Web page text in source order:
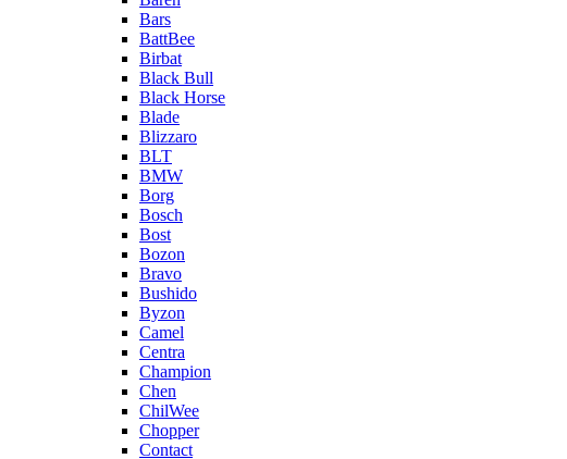
Bars
BattBee
Birbat
Black Bull
Black Horse
Blade
Blizzaro
BLT
BMW
Borg
Bosch
Bost
Bozon
Bravo
Bushido
Byzon
Camel
Centra
Champion
Chen
ChilWee
Chopper
Contact